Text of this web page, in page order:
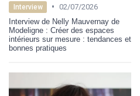
Interview • 02/07/2026
Interview de Nelly Mauvernay de
Modeligne : Créer des espaces
intérieurs sur mesure : tendances et
bonnes pratiques